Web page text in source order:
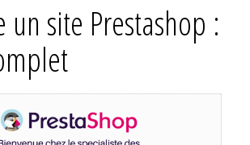
un site Prestashop :